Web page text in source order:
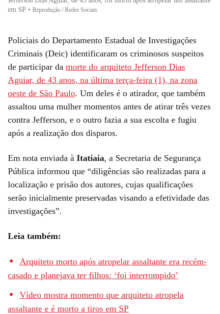
em SP • Reprodução / Redes Sociais
Policiais do Departamento Estadual de Investigações
Criminais (Deic) identificaram os criminosos suspeitos
de participar da morte do arquiteto Jefferson Dias
Aguiar, de 43 anos, na última terça-feira (1), na zona
oeste de São Paulo. Um deles é o atirador, que também
assaltou uma mulher momentos antes de atirar três vezes
contra Jefferson, e o outro fazia a sua escolta e fugiu
após a realização dos disparos.
Em nota enviada à Itatiaia, a Secretaria de Segurança
Pública informou que “diligências são realizadas para a
localização e prisão dos autores, cujas qualificações
serão inicialmente preservadas visando a efetividade das
investigações”.
Leia também:
Arquiteto morto após atropelar assaltante era recém-
casado e planejava ter filhos: ‘foi interrompido’
Vídeo mostra momento que arquiteto atropela
assaltante e é morto a tiros em SP